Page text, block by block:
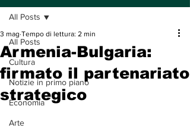
All Posts
Cultura
Notizie in primo piano
Economia
Arte
All Posts
Armenia-Bulgaria:
firmato il partenariato
strategico
3 mag Tempo di lettura: 2 min